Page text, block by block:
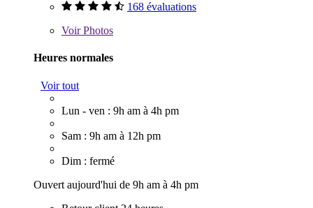
168 évaluations
VoirPhotos
Heures normales
Voir tout
Lun - ven : 9h am à 4h pm
Sam : 9h am à 12h pm
Dim : fermé
Ouvert aujourd'hui de 9h am à 4h pm